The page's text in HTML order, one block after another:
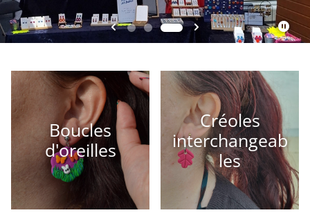
Boucles
d'oreilles
Créoles
interchangeab
les